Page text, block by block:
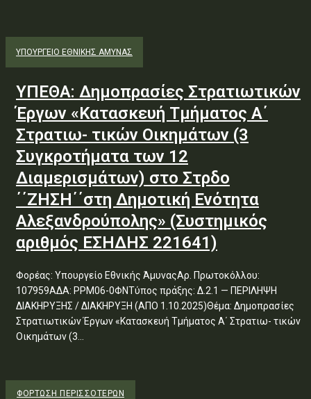
ΥΠΟΥΡΓΕΊΟ ΕΘΝΙΚΉΣ ΆΜΥΝΑΣ
ΥΠΕΘΑ: Δημοπρασίες Στρατιωτικών
Έργων «Κατασκευή Τμήματος Α΄
Στρατιω- τικών Οικημάτων (3
Συγκροτήματα των 12
Διαμερισμάτων) στο Στρδο
΄΄ΖΗΣΗ΄΄στη Δημοτική Ενότητα
Αλεξανδρούπολης» (Συστημικός
αριθμός ΕΣΗΔΗΣ 221641)
Φορέας: Υπουργείο Εθνικής ΆμυναςΑρ. Πρωτοκόλλου:
107959ΑΔΑ: ΡΡΜ06-0ΦΝΤύπος πράξης: Δ.2.1 — ΠΕΡΙΛΗΨΗ
ΔΙΑΚΗΡΥΞΗΣ / ΔΙΑΚΗΡΥΞΗ (ΑΠΟ 1.10.2025)Θέμα: Δημοπρασίες
Στρατιωτικών Έργων «Κατασκευή Τμήματος Α΄ Στρατιω- τικών
Οικημάτων (3...
ΦΌΡΤΩΣΗ ΠΕΡΙΣΣΟΤΈΡΩΝ